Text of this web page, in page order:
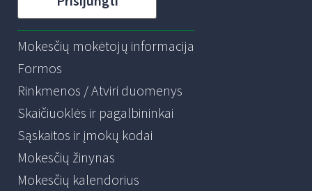
Mokesčių mokėtojų informacija
Formos
Rinkmenos / Atviri duomenys
Skaičiuoklės ir pagalbininkai
Sąskaitos ir įmokų kodai
Mokesčių žinynas
Mokesčių kalendorius